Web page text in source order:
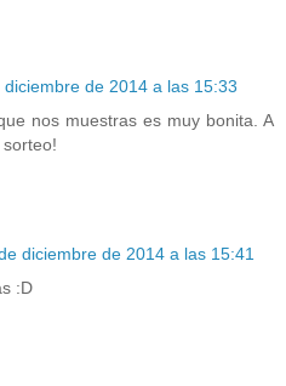
diciembre de 2014 a las 15:33
nos muestras es muy bonita. A
diciembre de 2014 a las 15:41
:D